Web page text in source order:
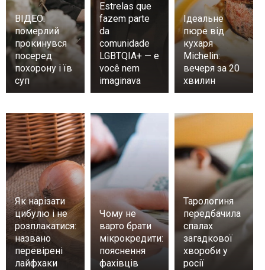
ВІДЕО:
померлий
прокинувся
посеред
похорону і їв
суп
Estrelas que
fazem parte
da
comunidade
LGBTQIA+ — e
você nem
imaginava
Ідеальне
пюре від
кухаря
Michelin:
вечеря за 20
хвилин
Як нарізати
цибулю і не
розплакатися:
названо
перевірені
лайфхаки
Чому не
варто брати
мікрокредити:
пояснення
фахівців
Тарологиня
передбачила
спалах
загадкової
хвороби у
росії